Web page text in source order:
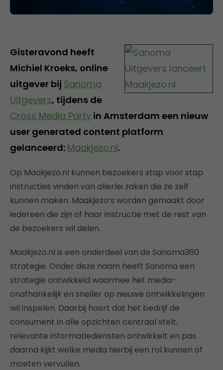
Gisteravond heeft
Michiel Kroeks, online
uitgever bij Sanoma
Uitgevers, tijdens de
Cross Media Party in Amsterdam een nieuw
user generated content platform
gelanceerd: Maakjezo.nl.
Op Maakjezo.nl kunnen bezoekers stap voor stap
instructies vinden van allerlei zaken die ze zelf
kunnen maken. Maakjezo’s worden gemaakt door
iedereen die zijn of haar instructie met de rest van
de bezoekers wil delen.
Maakjezo.nl is een onderdeel van de Sanoma360
strategie. Onder deze naam heeft Sanoma een
strategie ontwikkeld waarmee het media-
onafhankelijk en sneller op nieuwe ontwikkelingen
wil inspelen. Daarbij hoort dat het bedrijf de
consument in alle opzichten centraal stelt,
relevante informatiediensten ontwikkelt en pas
daarna kijkt welke media hierbij een rol kunnen of
moeten vervullen.